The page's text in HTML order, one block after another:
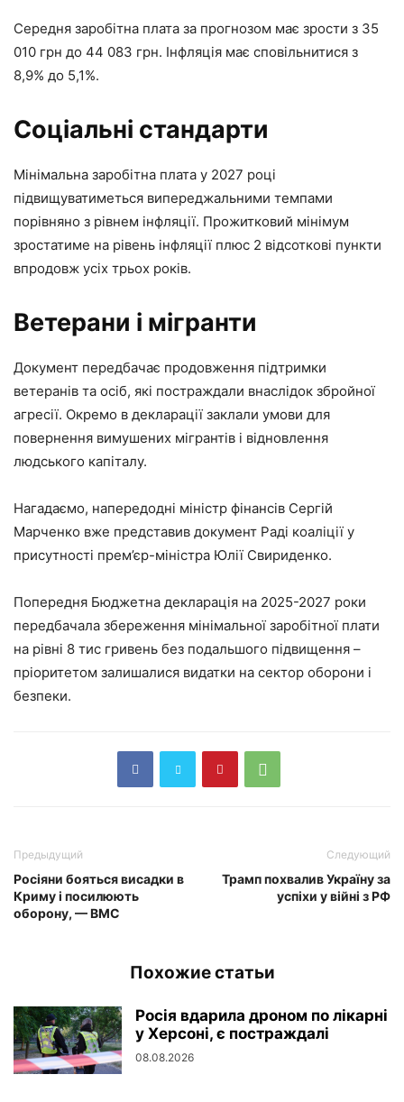
Середня заробітна плата за прогнозом має зрости з 35
010 грн до 44 083 грн. Інфляція має сповільнитися з
8,9% до 5,1%.
Соціальні стандарти
Мінімальна заробітна плата у 2027 році
підвищуватиметься випереджальними темпами
порівняно з рівнем інфляції. Прожитковий мінімум
зростатиме на рівень інфляції плюс 2 відсоткові пункти
впродовж усіх трьох років.
Ветерани і мігранти
Документ передбачає продовження підтримки
ветеранів та осіб, які постраждали внаслідок збройної
агресії. Окремо в декларації заклали умови для
повернення вимушених мігрантів і відновлення
людського капіталу.
Нагадаємо, напередодні міністр фінансів Сергій
Марченко вже представив документ Раді коаліції у
присутності прем’єр-міністра Юлії Свириденко.
Попередня Бюджетна декларація на 2025-2027 роки
передбачала збереження мінімальної заробітної плати
на рівні 8 тис гривень без подальшого підвищення –
пріоритетом залишалися видатки на сектор оборони і
безпеки.
Предыдущий
Росіяни бояться висадки в
Криму і посилюють
оборону, — ВМС
Следующий
Трамп похвалив Україну за
успіхи у війні з РФ
Похожие статьи
Росія вдарила дроном по лікарні
у Херсоні, є постраждалі
08.08.2026